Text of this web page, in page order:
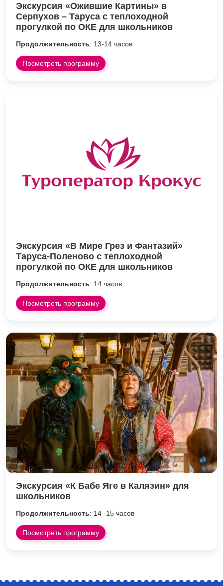
Экскурсия «Ожившие Картины» в
Серпухов – Таруса с теплоходной
прогулкой по ОКЕ для школьников
Продолжительность: 13-14 часов
Посмотреть программу
Экскурсия «В Мире Грез и Фантазий»
Таруса-Поленово с теплоходной
прогулкой по ОКЕ для школьников
Продолжительность: 14 часов
Посмотреть программу
Экскурсия «К Бабе Яге в Калязин» для
школьников
Продолжительность: 14 -15 часов
Посмотреть программу